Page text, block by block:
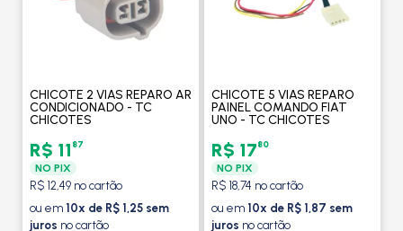
CHICOTE 2 VIAS REPARO AR
CONDICIONADO - TC
CHICOTES
R$ 11 87
NO PIX
R$ 12,49 no cartão
ou em 10x de R$ 1,25 sem
juros no cartão
CHICOTE 5 VIAS REPARO
PAINEL COMANDO FIAT
UNO - TC CHICOTES
R$ 1780
NO PIX
R$ 18,74 no cartão
ou em 10x de R$ 1,87 sem
juros no cartão